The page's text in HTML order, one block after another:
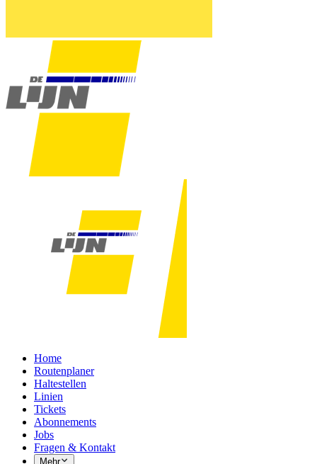
Home
Routenplaner
Haltestellen
Linien
Tickets
Abonnements
Jobs
Fragen & Kontakt
Mehr